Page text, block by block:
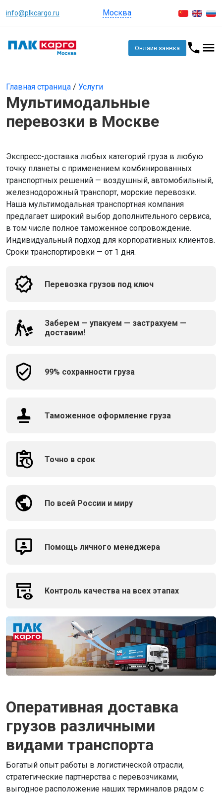
info@plkcargo.ru Москва
Онлайн заявка
Главная страница / Услуги
Мультимодальные
перевозки в Москве
Экспресс-доставка любых категорий груза в любую
точку планеты с применением комбинированных
транспортных решений — воздушный, автомобильный,
железнодорожный транспорт, морские перевозки.
Наша мультимодальная транспортная компания
предлагает широкий выбор дополнительного сервиса,
в том числе полное таможенное сопровождение.
Индивидуальный подход для корпоративных клиентов.
Сроки транспортировки — от 1 дня.
Перевозка грузов под ключ
Заберем — упакуем — застрахуем —
доставим!
99% сохранности груза
Таможенное оформление груза
Точно в срок
По всей России и миру
Помощь личного менеджера
Контроль качества на всех этапах
Оперативная доставка
грузов различными
видами транспорта
Богатый опыт работы в логистической отрасли,
стратегические партнерства с перевозчиками,
выгодное расположение наших терминалов рядом с